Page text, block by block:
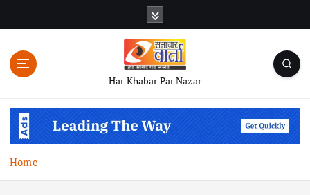
n
Har Khabar Par Nazar
Home